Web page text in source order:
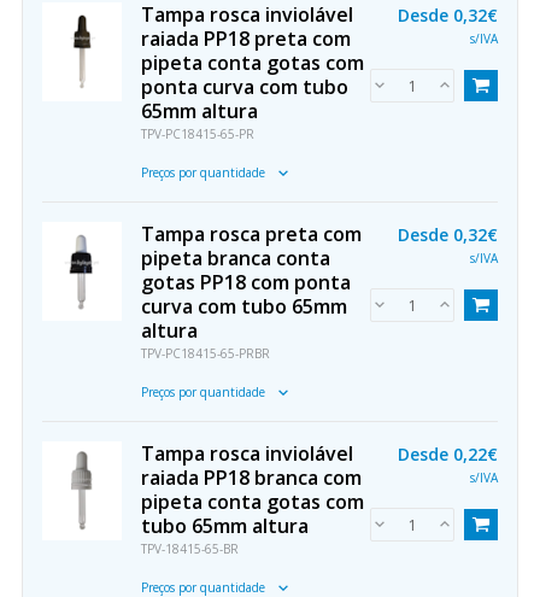
Tampa rosca inviolável
raiada PP18 preta com
pipeta conta gotas com
ponta curva com tubo
65mm altura
TPV-PC18415-65-PR
Preços por quantidade
Desde 0,32€
s/IVA
Tampa rosca preta com
pipeta branca conta
gotas PP18 com ponta
curva com tubo 65mm
altura
TPV-PC18415-65-PRBR
Preços por quantidade
Desde 0,32€
s/IVA
Tampa rosca inviolável
raiada PP18 branca com
pipeta conta gotas com
tubo 65mm altura
TPV-18415-65-BR
Preços por quantidade
Desde 0,22€
s/IVA